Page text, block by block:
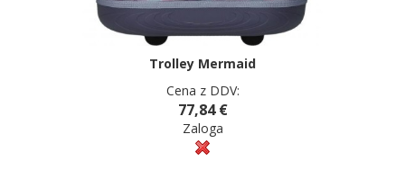
Trolley Mermaid
Cena z DDV:
77,84 €
Zaloga